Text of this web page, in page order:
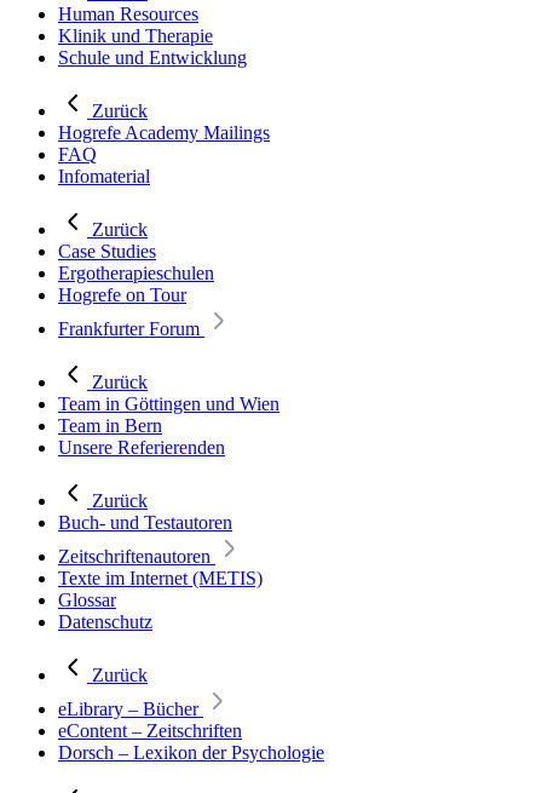
Human Resources
Klinik und Therapie
Schule und Entwicklung
Zurück
Hogrefe Academy Mailings
FAQ
Infomaterial
Zurück
Case Studies
Ergotherapieschulen
Hogrefe on Tour
Frankfurter Forum
Zurück
Team in Göttingen und Wien
Team in Bern
Unsere Referierenden
Zurück
Buch- und Testautoren
Zeitschriftenautoren
Texte im Internet (METIS)
Glossar
Datenschutz
Zurück
eLibrary – Bücher
eContent – Zeitschriften
Dorsch – Lexikon der Psychologie